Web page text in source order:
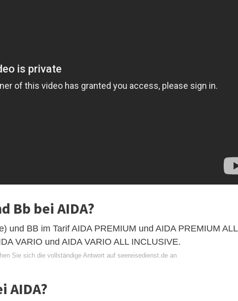
Bb bei AIDA?
und BB im Tarif AIDA PREMIUM und AIDA PREMIUM ALL
VARIO und AIDA VARIO ALL INCLUSIVE.
Sie sich die vollständige Antwort auf seereisedienst.de an
AIDA?